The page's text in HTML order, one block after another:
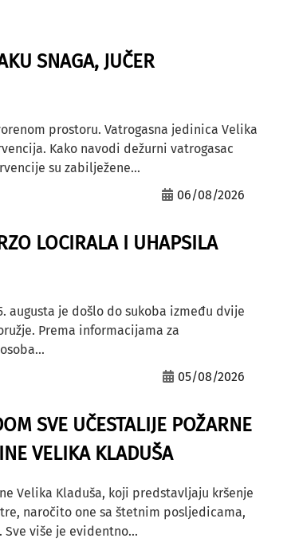
SNAGA, JUČER
prostoru. Vatrogasna jedinica Velika
Kako navodi dežurni vatrogasac
su zabilježene...
06/08/2026
LOCIRALA I UHAPSILA
augusta je došlo do sukoba između dvije
Prema informacijama za
05/08/2026
SVE UČESTALIJE POŽARNE
VELIKA KLADUŠA
Velika Kladuša, koji predstavljaju kršenje
naročito one sa štetnim posljedicama,
više je evidentno...